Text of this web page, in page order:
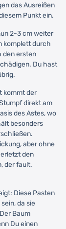
das Ausreißen
Punkt ein.
2-3 cm weiter
komplett durch
den ersten
Du hast
kommt der
direkt am
des Astes, wo
besonders
aber ohne
den
der fault.
Diese Pasten
da sie
Baum
Du einen